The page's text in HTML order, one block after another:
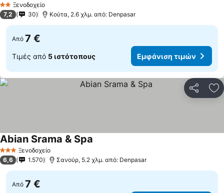
2 ΑστέριαΞενοδοχείο
7,2 30 Κούτα, 2.6 χλμ. από: Denpasar
Από 7 €
Τιμές από 5 ιστότοπους Εμφάνιση τιμών
3 ΑστέριαΞενοδοχείο
Abian Srama & Spa
6,6 1.570 Σανούρ, 5.2 χλμ. από: Denpasar
Από 7 €